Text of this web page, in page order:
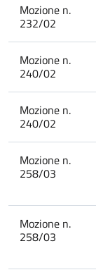
Mozione n.
232/02
Mozione n.
240/02
Mozione n.
240/02
Mozione n.
258/03
Mozione n.
258/03